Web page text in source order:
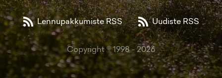
Lennupakkumiste RSS Uudiste RSS
Copyright © 1998 -2026